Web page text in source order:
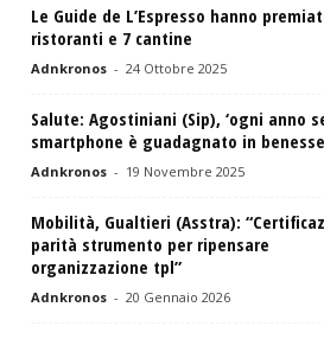
Le Guide de L’Espresso hanno
ristoranti e 7 cantine
Adnkronos - 24 Ottobre 2025
Salute: Agostiniani (Sip), ‘ogni anno
smartphone è guadagnato in
Adnkronos - 19 Novembre 2025
Mobilità, Gualtieri (Asstra):
parità strumento per ripensare
organizzazione tpl”
Adnkronos - 20 Gennaio 2026